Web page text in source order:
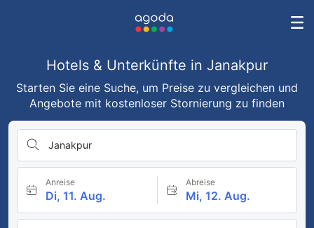
Hotels & Unterkünfte in Janakpur
Starten Sie eine Suche, um Preise zu vergleichen und
Angebote mit kostenloser Stornierung zu finden
Janakpur
Anreise
Di, 11. Aug.
Abreise
Mi, 12. Aug.